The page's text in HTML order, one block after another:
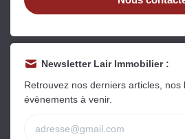
Newsletter Lair Immobilier :
Retrouvez nos derniers articles,
évènements à venir.